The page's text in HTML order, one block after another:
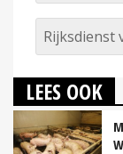
Rijksdienst
LEES OOK